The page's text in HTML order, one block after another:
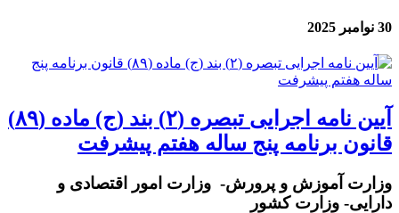
30 نوامبر 2025
آیین نامه اجرایی تبصره (۲) بند (ج) ماده (۸۹)
قانون برنامه پنج ساله هفتم پیشرفت
وزارت آموزش و پرورش- وزارت امور اقتصادی و
دارایی- وزارت کشور